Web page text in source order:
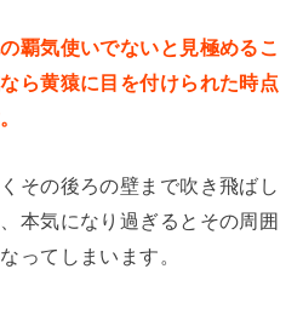
覇気使いでないと見極めるこ
ら黄猿に目を付けられた時点
その後ろの壁まで吹き飛ばし
本気になり過ぎるとその周囲
ってしまいます。